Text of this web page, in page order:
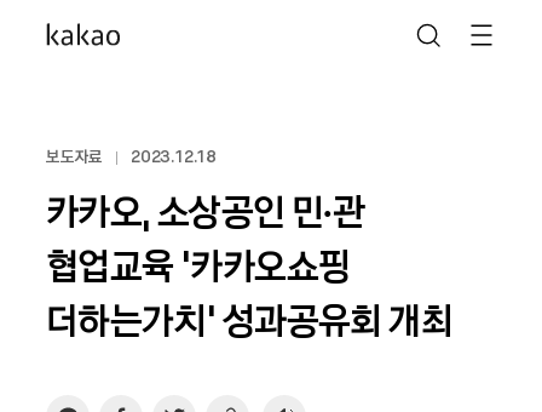
보도자료 2023.12.18
카카오, 소상공인 민∙관
협업교육 ‘카카오쇼핑
더하는가치’ 성과공유회 개최